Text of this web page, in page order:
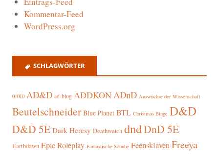
Kommentar-Feed
WordPress.org
SCHLAGWÖRTER
01010 AD&D ad-blog ADDKON ADnD Auswüchse der Wissenschaft
Beutelschneider Blue Planet BTL Christmas Binge D&D
D&D 5E Dark Heresy Deathwatch dndDnD 5E
Earthdawn Epic Roleplay Fantastische Schuhe FeensklavenFreeya